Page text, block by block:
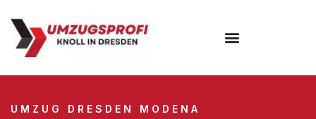
UMZUG DRESDEN MODENA